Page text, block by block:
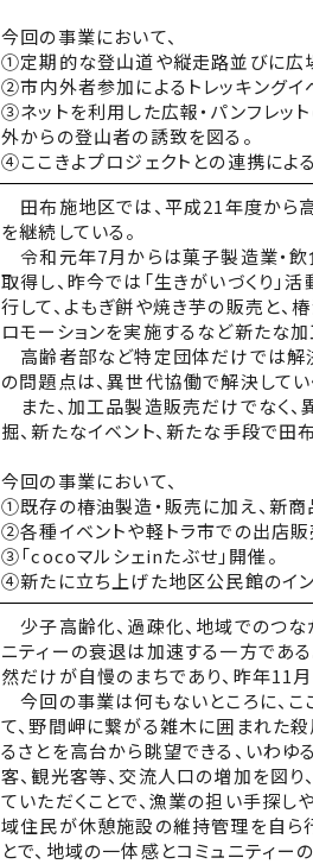
今回の事業において、
①定期的な登山道や縦走路並びに広
②市内外者参加によるトレッキングイ
③ネットを利用した広報・パンフレッ
外からの登山者の誘致を図る。
④ここきよプロジェクトとの連携によ
田布施地区では、平成21年度から
を継続している。
令和元年7月からは菓子製造業・
取得し、昨今では「生きがいづくり」
行して、よもぎ餅や焼き芋の販売と、
ロモーションを実施するなど新たな
高齢者部など特定団体だけでは解
の問題点は、異世代協働で解決してい
また、加工品製造販売だけでなく
掘、新たなイベント、新たな手段で田
今回の事業において、
①既存の椿油製造・販売に加え、新商
②各種イベントや軽トラ市での出店販
③「cocoマルシェinたぶせ」開催。
④新たに立ち上げた地区公民館のイン
少子高齢化、過疎化、地域でのつな
ニティーの衰退は加速する一方であ
然だけが自慢のまちであり、昨年11
今回の事業は何もないところに、こ
て、野間岬に繋がる雑木に囲まれた
るさとを高台から眺望できる、いわゆる
客、観光客等、交流人口の増加を図り
ていただくことで、漁業の担い手探し
域住民が休憩施設の維持管理を自ら
とで、地域の一体感とコミュニティー